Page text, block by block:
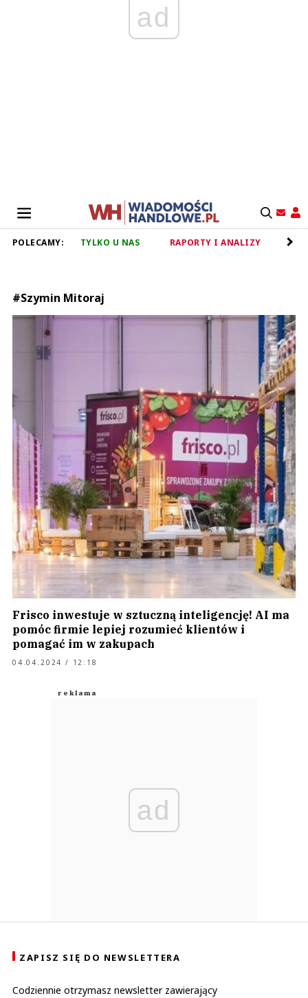
ad
POLECAMY: TYLKO U NAS RAPORTY I ANALIZY
#Szymin Mitoraj
Frisco inwestuje w sztuczną inteligencję! AI ma
pomóc firmie lepiej rozumieć klientów i
pomagać im w zakupach
04.04.2024 / 12:18
ad
ZAPISZ SIĘ DO NEWSLETTERA
Codziennie otrzymasz newsletter zawierający